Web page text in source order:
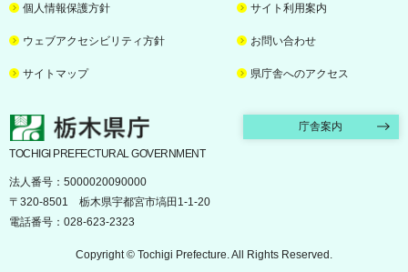
個人情報保護方針 サイト利用案内
ウェブアクセシビリティ方針 お問い合わせ
サイトマップ 県庁舎へのアクセス
栃木県庁 庁舎案内
TOCHIGI PREFECTURAL GOVERNMENT
法人番号：5000020090000
〒320-8501 栃木県宇都宮市塙田1-1-20
電話番号：028-623-2323
Copyright © Tochigi Prefecture. All Rights Reserved.